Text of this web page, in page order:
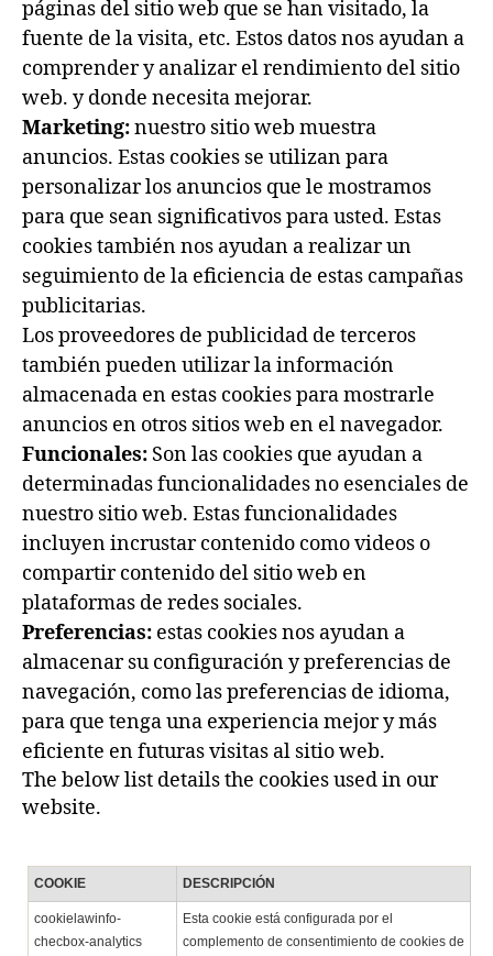
páginas del sitio web que se han visitado, la
fuente de la visita, etc. Estos datos nos ayudan a
comprender y analizar el rendimiento del sitio
web. y donde necesita mejorar.
Marketing:nuestro sitio web muestra
anuncios. Estas cookies se utilizan para
personalizar los anuncios que le mostramos
para que sean significativos para usted. Estas
cookies también nos ayudan a realizar un
seguimiento de la eficiencia de estas campañas
publicitarias.
Los proveedores de publicidad de terceros
también pueden utilizar la información
almacenada en estas cookies para mostrarle
anuncios en otros sitios web en el navegador.
Funcionales: Son las cookies que ayudan a
determinadas funcionalidades no esenciales de
nuestro sitio web. Estas funcionalidades
incluyen incrustar contenido como videos o
compartir contenido del sitio web en
plataformas de redes sociales.
Preferencias: estas cookies nos ayudan a
almacenar su configuración y preferencias de
navegación, como las preferencias de idioma,
para que tenga una experiencia mejor y más
eficiente en futuras visitas al sitio web.
The below list details the cookies used in our
website.
COOKIE DESCRIPCIÓN
cookielawinfo-
checbox-analytics
Esta cookie está configurada por el
complemento de consentimiento de cookies de